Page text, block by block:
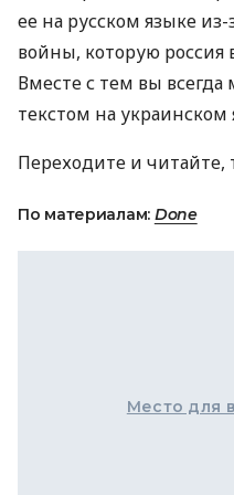
ее на русском языке
войны, которую россия
Вместе с тем вы
текстом на украинском
Переходите и читайте,
По материалам: Done
Место для